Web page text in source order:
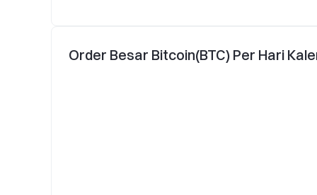
Order Besar Bitcoin(BTC) Per Hari